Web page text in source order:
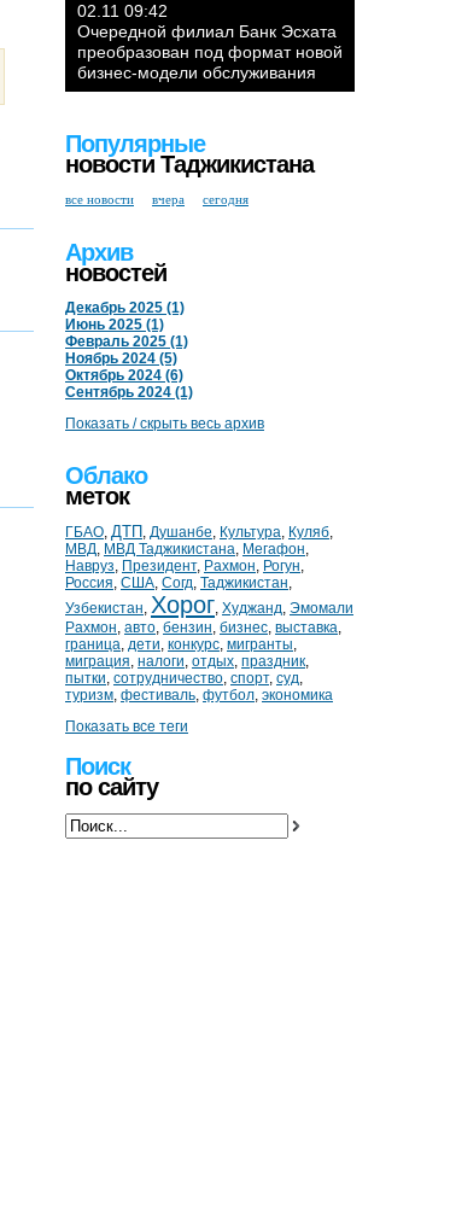
02.11 09:42
Очередной филиал Банк Эсхата
преобразован под формат новой
бизнес-модели обслуживания
Популярные
новости Таджикистана
все новости вчера сегодня
Архив
новостей
Декабрь 2025 (1)
Июнь 2025 (1)
Февраль 2025 (1)
Ноябрь 2024 (5)
Октябрь 2024 (6)
Сентябрь 2024 (1)
Показать / скрыть весь архив
Облако
меток
ГБАО, ДТП , Душанбе, Культура, Куляб,
МВД, МВД Таджикистана, Мегафон,
Навруз, Президент, Рахмон, Рогун,
Россия, США, Согд, Таджикистан,
Узбекистан, Хорог, Худжанд, Эмомали
Рахмон, авто, бензин, бизнес, выставка,
граница, дети, конкурс, мигранты,
миграция, налоги, отдых, праздник,
пытки, сотрудничество, спорт, суд,
туризм, фестиваль, футбол, экономика
Показать все теги
Поиск
по сайту